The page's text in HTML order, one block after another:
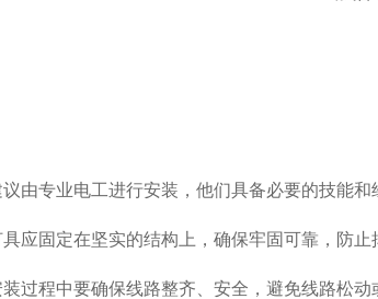
专业电工进行安装，他们具备必要的技能和
固定在坚实的结构上，确保牢固可靠，防止
程中要确保线路整齐、安全，避免线路松动